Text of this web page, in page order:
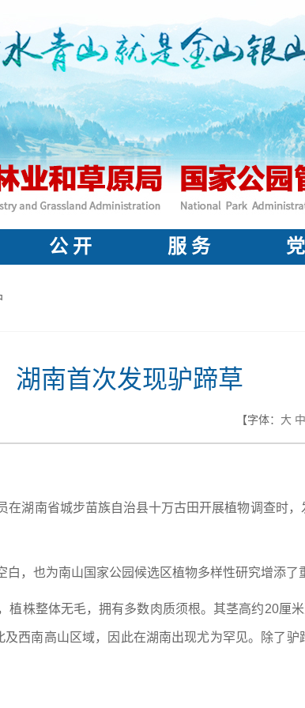
公 开 服 务
湖南首次发现驴蹄草
【字体： 大 中
湖南省城步苗族自治县十万古田开展植物调查时
，也为南山国家公园候选区植物多样性研究增添了
植株整体无毛，拥有多数肉质须根。其茎高约20厘
西南高山区域，因此在湖南出现尤为罕见。除了驴